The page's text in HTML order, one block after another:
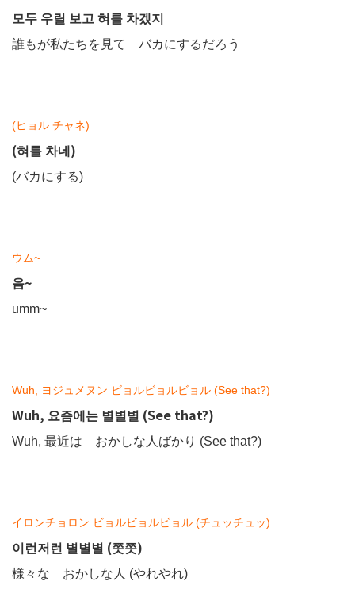
모두 우릴 보고 혀를 차겠지
誰もが私たちを見て バカにするだろう
(ヒョル チャネ)
(혀를 차네)
(バカにする)
ウム~
음~
umm~
Wuh, ヨジュメヌン ビョルビョルビョル (See that?)
Wuh, 요즘에는 별별별 (See that?)
Wuh, 最近は おかしな人ばかり (See that?)
イロンチョロン ビョルビョルビョル (チュッチュッ)
이런저런 별별별 (쯧쯧)
様々な おかしな人 (やれやれ)